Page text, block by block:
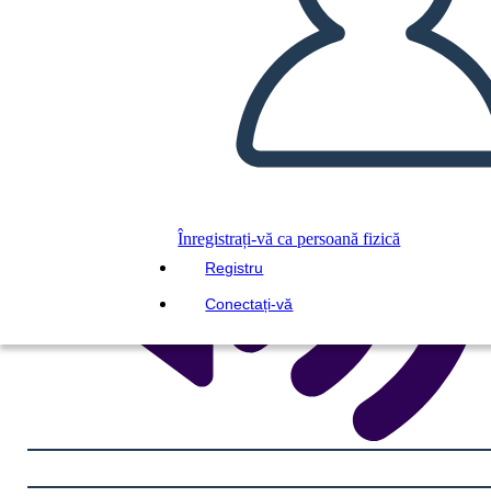
Înregistrați-vă ca persoană fizică
Registru
Conectați-vă